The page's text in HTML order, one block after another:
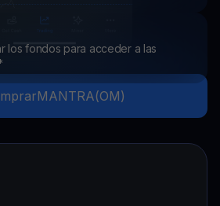
los fondos para acceder a las
MANTRA(OM)